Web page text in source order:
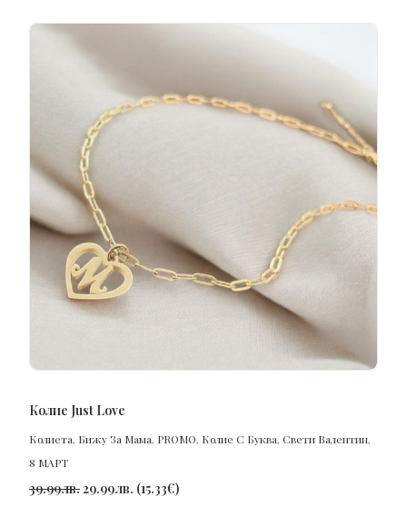
Колие Just Love
Колиета, Бижу За Мама, PROMO, Колие С Буква, Свети Валентин,
8 МАРТ
39.99лв.29.99лв. (15.33€)